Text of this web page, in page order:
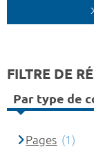
FILTRE DE
Par type de
Pages (1)